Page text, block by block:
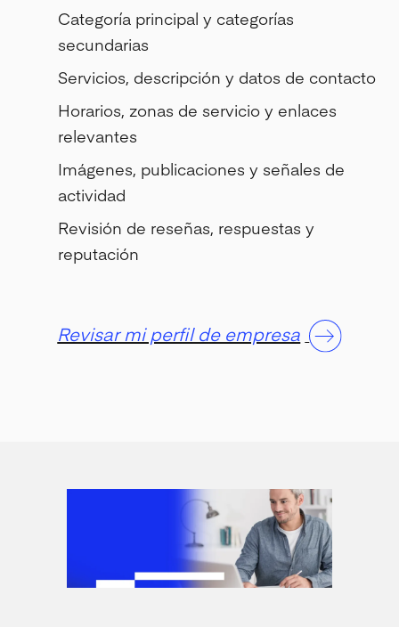
Categoría principal y categorías
secundarias
Servicios, descripción y datos de contacto
Horarios, zonas de servicio y enlaces
relevantes
Imágenes, publicaciones y señales de
actividad
Revisión de reseñas, respuestas y
reputación
Revisar mi perfil de empresa